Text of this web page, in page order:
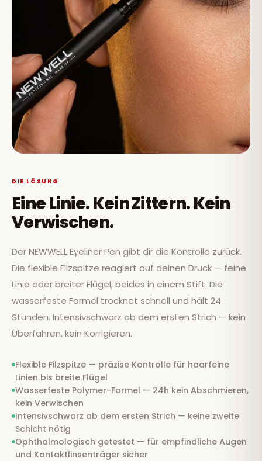
DIE LÖSUNG
Eine Linie. Kein Zittern. Kein
Verwischen.
Der NEWWELL Eyeliner Pen gibt dir die Kontrolle zurück.
Die flexible Filzspitze reagiert auf deinen Druck — feine
Linie oder breiter Flügel, beides in einem Stift. Die
wasserfeste Formel trocknet schnell und hält 24
Stunden. Intensivschwarz ab dem ersten Strich — kein
Überfahren, kein Korrigieren.
Flexible Filzspitze — präzise Kontrolle für haarfeine
Linien bis breite Flügel
Wasserfeste Polymer-Formel — 24h kein Abschmieren,
kein Verwischen
Intensivschwarz ab dem ersten Strich — keine zweite
Schicht nötig
Ophthalmologisch getestet — für empfindliche Augen
und Kontaktlinsenträger sicher